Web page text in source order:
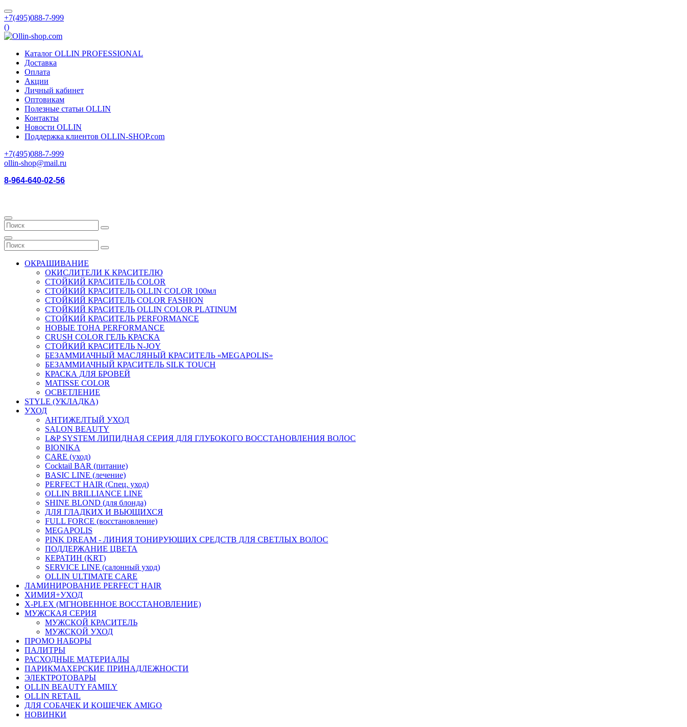
+7(495)088-7-999
()
Каталог OLLIN PROFESSIONAL
Доставка
Оплата
Акции
Личный кабинет
Оптовикам
Полезные статьи OLLIN
Контакты
Новости OLLIN
Поддержка клиентов OLLIN-SHOP.com
+7(495)088-7-999
ollin-shop@mail.ru
8-964-640-02-56
ОКРАШИВАНИЕ
ОКИСЛИТЕЛИ К КРАСИТЕЛЮ
СТОЙКИЙ КРАСИТЕЛЬ COLOR
СТОЙКИЙ КРАСИТЕЛЬ OLLIN COLOR 100мл
СТОЙКИЙ КРАСИТЕЛЬ COLOR FASHION
СТОЙКИЙ КРАСИТЕЛЬ OLLIN COLOR PLATINUM
СТОЙКИЙ КРАСИТЕЛЬ PERFORMANCE
НОВЫЕ ТОНА PERFORMANCE
CRUSH COLOR ГЕЛЬ КРАСКА
СТОЙКИЙ КРАСИТЕЛЬ N-JOY
БЕЗАММИАЧНЫЙ МАСЛЯНЫЙ КРАСИТЕЛЬ «MEGAPOLIS»
БЕЗАММИАЧНЫЙ КРАСИТЕЛЬ SILK TOUCH
КРАСКА ДЛЯ БРОВЕЙ
MATISSE COLOR
ОСВЕТЛЕНИЕ
STYLE (УКЛАДКА)
УХОД
АНТИЖЕЛТЫЙ УХОД
SALON BEAUTY
L&P SYSTEM ЛИПИДНАЯ СЕРИЯ ДЛЯ ГЛУБОКОГО ВОССТАНОВЛЕНИЯ ВОЛОС
BIONIKA
CARE (уход)
Cocktail BAR (питание)
BASIC LINE (лечение)
PERFECT HAIR (Спец. уход)
OLLIN BRILLIANCE LINE
SHINE BLOND (для блонда)
ДЛЯ ГЛАДКИХ И ВЬЮЩИХСЯ
FULL FORCE (восстановление)
MEGAPOLIS
PINK DREAM - ЛИНИЯ ТОНИРУЮЩИХ СРЕДСТВ ДЛЯ СВЕТЛЫХ ВОЛОС
ПОДДЕРЖАНИЕ ЦВЕТА
КЕРАТИН (KRT)
SERVICE LINE (салонный уход)
OLLIN ULTIMATE CARE
ЛАМИНИРОВАНИЕ PERFECT HAIR
ХИМИЯ+УХОД
X-PLEX (МГНОВЕННОЕ ВОССТАНОВЛЕНИЕ)
МУЖСКАЯ СЕРИЯ
МУЖСКОЙ КРАСИТЕЛЬ
МУЖСКОЙ УХОД
ПРОМО НАБОРЫ
ПАЛИТРЫ
РАСХОДНЫЕ МАТЕРИАЛЫ
ПАРИКМАХЕРСКИЕ ПРИНАДЛЕЖНОСТИ
ЭЛЕКТРОТОВАРЫ
OLLIN BEAUTY FAMILY
OLLIN RETAIL
ДЛЯ СОБАЧЕК И КОШЕЧЕК AMIGO
НОВИНКИ